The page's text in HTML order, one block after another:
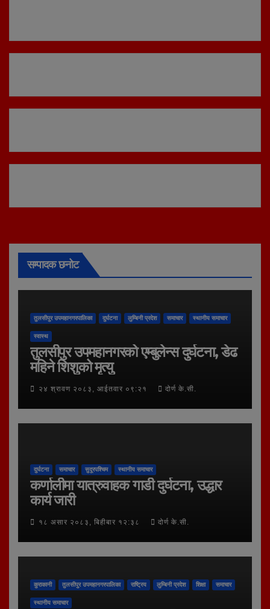
सम्पादक छनोट
तुलसीपुर उपमहानगरपालिका दुर्घटना लुम्बिनी प्रदेश समाचार स्थानीय समाचार
स्वास्थ
तुलसीपुर उपमहानगरको एम्बुलेन्स दुर्घटना, डेढ
महिने शिशुको मृत्यु
२४ श्रावण २०८३, आईतवार ०९:२१ दोर्ण के.सी.
दुर्घटना समाचार सुदूरपश्चिम स्थानीय समाचार
कर्णालीमा यात्रुवाहक गाडी दुर्घटना, उद्धार
कार्य जारी
१८ असार २०८३, बिहीबार १२:३८ दोर्ण के.सी.
कुराकानी तुलसीपुर उपमहानगरपालिका राष्ट्रिय लुम्बिनी प्रदेश शिक्षा समाचार
स्थानीय समाचार